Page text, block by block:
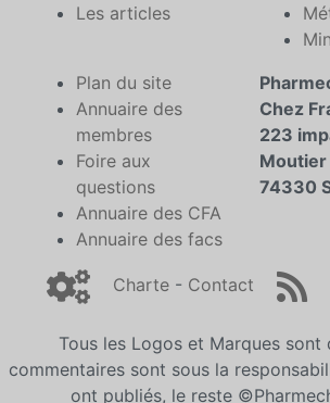
Les articles
Plan du site
Annuaire des
membres
Foire aux
questions
Annuaire des CFA
Annuaire des facs
Chez
223
Moutier
74330
Charte - Contact
Tous les Logos et Marques sont
commentaires sont sous la
ont publiés, le reste